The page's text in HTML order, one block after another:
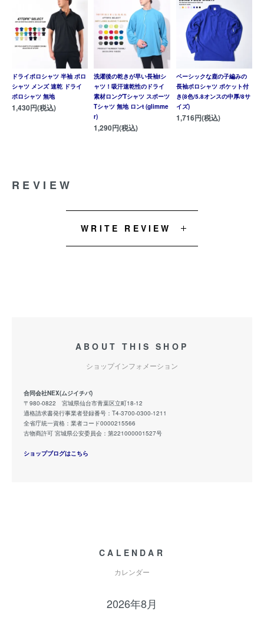
ドライポロシャツ 半袖 ポロ
シャツ メンズ 速乾 ドライ
ポロシャツ 無地
1,430円(税込)
洗濯後の乾きが早い長袖tシ
ャツ！吸汗速乾性のドライ
素材ロングTシャツ スポーツ
Tシャツ 無地 ロンt (glimme
r)
1,290円(税込)
ベーシックな鹿の子編みの
長袖ポロシャツ ポケット付
き(8色/5.8オンスの中厚/8サ
イズ)
1,716円(税込)
REVIEW
WRITE REVIEW
ABOUT THIS SHOP
ショップインフォメーション
合同会社NEX(ムジイチバ)
〒980-0822 宮城県仙台市青葉区立町18-12
適格請求書発行事業者登録番号：T4-3700-0300-1211
全省庁統一資格：業者コード0000215566
古物商許可 宮城県公安委員会：第221000001527号
ショップブログはこちら
CALENDAR
カレンダー
2026年8月